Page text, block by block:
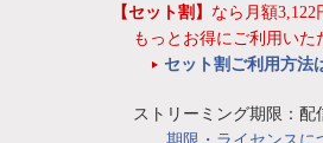
【セット割】 なら月額3,122
もっとお得にご利用いた
セット割ご利用方法
ストリーミング期限：配